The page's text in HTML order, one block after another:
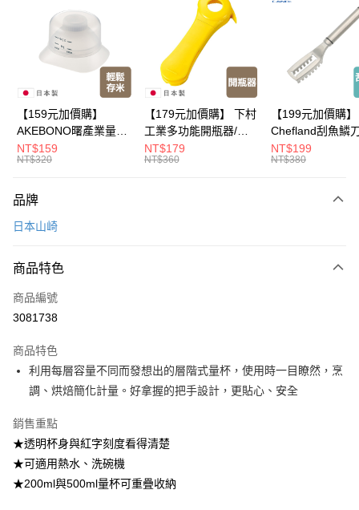
LINE Pay
Apple Pay
Google Pay
全盈+PAY
大哥付你分期
【大哥付你分期使用說明】
2.付款方式選擇「大哥付你分期」，訂單成立後會自動跳轉到大哥付的交易
成交易。
3.實際核准額度、可分期數及費用金額請依後續交易確認頁面所載為準。
4.訂單成立30分鐘內，如未前往確認交易或遇審核未通過，訂單將自動取
消。如遇「轉專審核」未通過狀況，表示未達大哥付你分期系統評分，恕無
法說明評估內容。
1.分期款項不併入電信帳單，「大哥付你分期」於每月結算日後寄送繳費提
2.透過簡訊連結打開帳單後，可選擇「超商條碼／台灣大直營門市／銀行轉
帳／街口支付／iPASS MONEY」等通路繳費。
【注意事項】
用戶於交易時，得透過本服務購買商品或服務，並由商店將買賣／分期付款
買賣價金債權讓與本公司後，依約使用本公司帳單繳交帳款。
2.基於同意付款使用「大哥付你分期」之契約關係目的，商店將以您的個人
資料（包含姓名、電話或地址）提供予台灣大哥大進項蒐集、處理及利用，
每筆NT$100，滿NT$499(含以上)免運費
每筆NT$100，滿NT$499(含以上)免運費
7-11取貨付款
每筆NT$100，滿NT$499(含以上)免運費
宅配【父親節大回饋】限時$299免運
【159元加價購】
AKEBONO曙產業量米
杯漏斗組(白)/量米杯/
米桶/量米用具/任二件8
NT$159
NT$320
【179元加價購】 下村
工業多功能開瓶器/開
瓶器/餐廚用品/料理道
具/任二件8折
NT$179
NT$360
【199元加價購】
Chefland刮魚鱗
魚鱗器/廚房用品/
道具/任二件8折
NT$199
NT$380
品牌
日本山崎
商品特色
商品編號
3081738
商品特色
利用每層容量不同而發想出的層階式量杯，使用時一目瞭然，烹
調、烘焙簡化計量。好拿握的把手設計，更貼心、安全
銷售重點
★透明杯身與紅字刻度看得清楚
★可適用熱水、洗碗機
★200ml與500ml量杯可重疊收納